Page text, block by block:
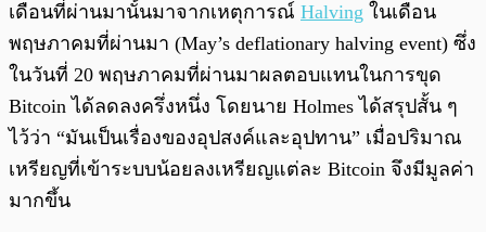
เดือนที่ผ่านมานั้นมาจากเหตุการณ์ Halving ในเดือน
พฤษภาคมที่ผ่านมา (May’s deflationary halving event) ซึ่ง
ในวันที่ 20 พฤษภาคมที่ผ่านมาผลตอบแทนในการขุด
Bitcoin ได้ลดลงครึ่งหนึ่ง โดยนาย Holmes ได้สรุปสั้น ๆ
ไว้ว่า “มันเป็นเรื่องของอุปสงค์และอุปทาน” เมื่อปริมาณ
เหรียญที่เข้าระบบน้อยลงเหรียญแต่ละ Bitcoin จึงมีมูลค่า
มากขึ้น